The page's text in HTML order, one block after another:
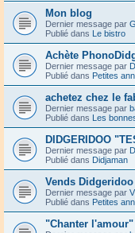
Mon blog
Dernier message par
Publié dans Le bistro
Achète
Dernier message par
Publié dans Petites
achetez chez le
Dernier message par
Publié dans Les
DIDGERIDOO
Dernier message par
Publié dans Didjaman
Vends
Dernier message par
Publié dans Petites
"Chanter